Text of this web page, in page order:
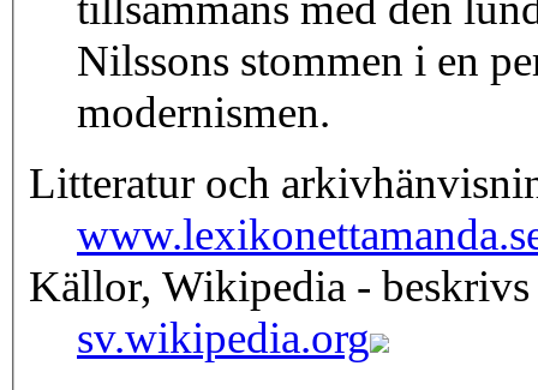
Nilssons stommen i en
modernismen.
Litteratur och
Källor, Wikipedia - beskrivs
sv.wikipedia.org